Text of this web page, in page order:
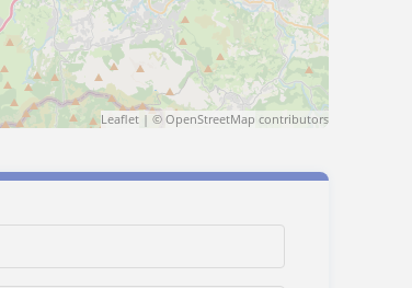
Leaflet| © OpenStreetMap contributors